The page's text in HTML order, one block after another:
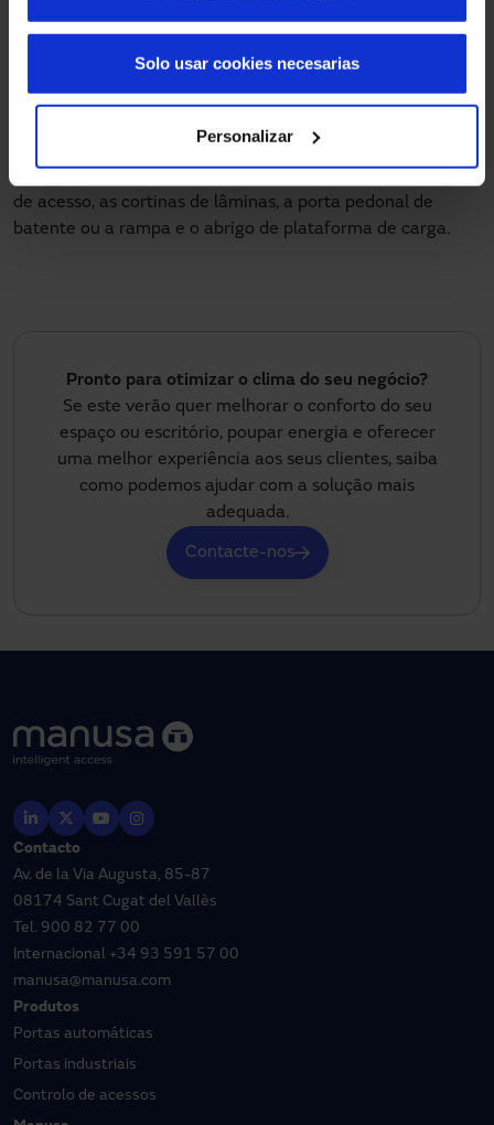
Personalizar
Solo usar cookies necesarias
Portas empilháveis: Trata-se de uma grande solução
para zonas exteriores de uma nave da indústria
resistência ao vento.
Juntamente com estes tipos de portas é interessante
de acesso, as cortinas de lâminas, a porta pedonal de
batente ou a rampa e o abrigo de plataforma de carga.
Pronto para otimizar o clima do seu negócio?
Se este verão quer melhorar o conforto do seu
espaço ou escritório, poupar energia e oferecer
uma melhor experiência aos seus clientes, saiba
como podemos ajudar com a solução mais
adequada.
Contacte-nos
Contacto
Av. de la Via Augusta, 85-87
08174 Sant Cugat del Vallès
Tel. 900 82 77 00
Internacional +34 93 591 57 00
manusa@manusa.com
Produtos
Portas automáticas
Portas industriais
Controlo de acessos